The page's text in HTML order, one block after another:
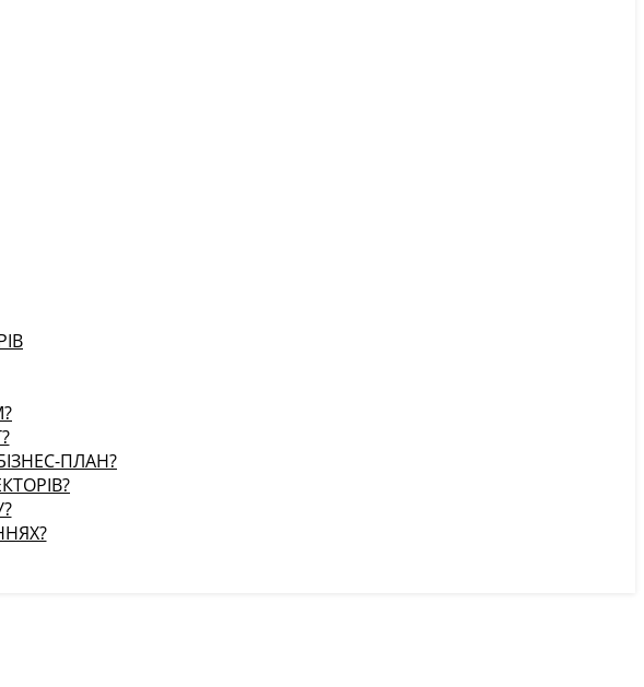
ПЛАН?